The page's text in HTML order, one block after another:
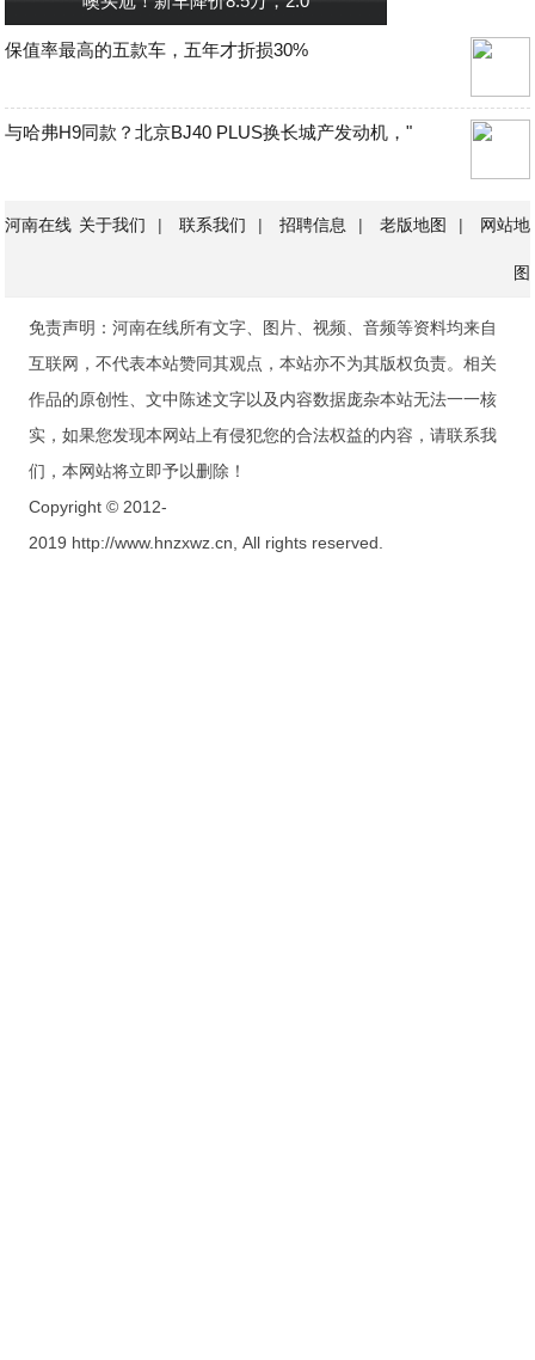
保值率最高的五款车，五年才折损30%
与哈弗H9同款？北京BJ40 PLUS换长城产发动机，"
河南在线 关于我们 | 联系我们 | 招聘信息 | 老版地图 | 网站地
图
免责声明：河南在线所有文字、图片、视频、音频等资料均来自
互联网，不代表本站赞同其观点，本站亦不为其版权负责。相关
作品的原创性、文中陈述文字以及内容数据庞杂本站无法一一核
实，如果您发现本网站上有侵犯您的合法权益的内容，请联系我
们，本网站将立即予以删除！
Copyright © 2012-
2019 http://www.hnzxwz.cn, All rights reserved.